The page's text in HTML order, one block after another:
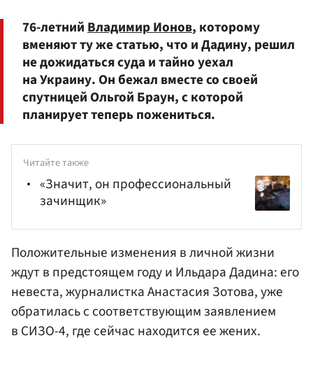
76-летнийВладимир Ионов, которому
вменяют ту же статью, что и Дадину, решил
не дожидаться суда и тайно уехал
на Украину. Он бежал вместе со своей
спутницей Ольгой Браун, с которой
планирует теперь пожениться.
Читайте также
«Значит, он профессиональный
зачинщик»
Положительные изменения в личной жизни
ждут в предстоящем году и Ильдара Дадина: его
невеста, журналисткаАнастасия Зотова, уже
обратилась с соответствующим заявлением
в СИЗО-4, где сейчас находится ее жених.